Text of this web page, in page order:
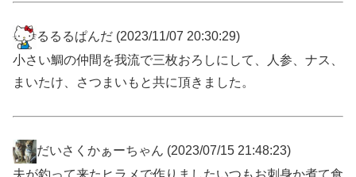
るるるぱんだ (2023/11/07 20:30:29)
小さい鯛の仲間を我流で三枚おろしにして、人参、ナス、
まいたけ、さつまいもと共に頂きました。
だいさくかぁーちゃん (2023/07/15 21:48:23)